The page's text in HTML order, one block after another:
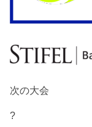
次の大会
?